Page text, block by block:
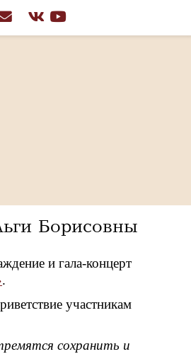
Борисовны
и гала-концерт
.
участникам
сохранить и